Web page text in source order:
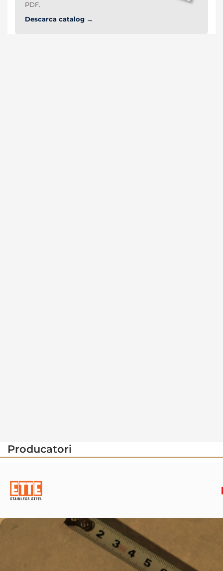
PDF.
Descarca catalog →
Producatori